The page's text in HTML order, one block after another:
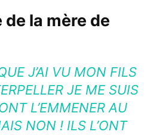
la mère de
J’AI VU MON FILS
JE ME SUIS
L’EMMENER AU
NON ! ILS L’ONT